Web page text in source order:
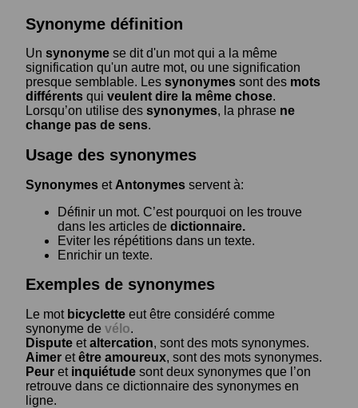
Synonyme définition
Un synonyme se dit d'un mot qui a la même
signification qu'un autre mot, ou une signification
presque semblable. Les synonymes sont des mots
différents qui veulent dire la même chose.
Lorsqu’on utilise des synonymes, la phrase ne
change pas de sens.
Usage des synonymes
Synonymes et Antonymes servent à:
Définir un mot. C’est pourquoi on les trouve
dans les articles de dictionnaire.
Eviter les répétitions dans un texte.
Enrichir un texte.
Exemples de synonymes
Le mot bicyclette eut être considéré comme
synonyme de vélo.
Dispute etaltercation, sont des mots synonymes.
Aimer etêtre amoureux, sont des mots synonymes.
Peur et inquiétude sont deux synonymes que l’on
retrouve dans ce dictionnaire des synonymes en
ligne.